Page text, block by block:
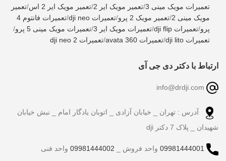
تعمیرات مویک مینی 3
/تعمیر مویک ایر 2 /تعمیر مویک ایر 2 اس /تعمیر
مویک مینی 2
/تعمیر مویک 2 پرو /تعمیرات dji neo /
تعمیرات فانتوم 4
پرو/تعمیرات dji flip /تعمیرات مویک ایر 3 /تعمیرات مویک مینی 5 پرو
/
تعمیرات dji lito
/تعمیرات avata 360 /تعمیرات dji neo 2
ارتباط با دکتر دی جی آی
آدرس : تهران _ خیابان آزادی _ اتوبان یادگار امام _ نبش خیابان
شهیدان _ پلاک 7 دکتر dji
09981444001 واحد فروش _ 09981444002 واحد فنی